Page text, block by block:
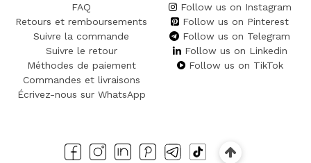
FAQ
Retours et remboursements
Suivre la commande
Suivre le retour
Méthodes de paiement
Commandes et livraisons
Écrivez-nous sur WhatsApp
Follow us on Instagram
Follow us on Pinterest
Follow us on Telegram
Follow us on Linkedin
Follow us on TikTok